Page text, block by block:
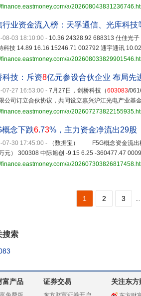
finance.eastmoney.com/a/
行业资金流入榜：天孚通信、光库科技
08-03 18:10:00 - 10.36 24328.92 688313 仕佳光
科技 14.89 16.16 15246.71 002792 通宇通讯
finance.eastmoney.com/a/
科技：斥资8亿元参设合伙企业 布局先
07-27 16:53:00 - 7月27日，剑桥科技（603083/
公司订立合伙协议，共同设立嘉兴沪江光电产业基
finance.eastmoney.com/a/
概念下跌6.73%，主力资金净流出29股
07-30 17:45:00 -
（数据宝） F5G概念资金流
元） 300308 中际旭创 -9.15 6.25 -360477.47
finance.eastmoney.com/a/
1 2 3 ...
搜索
富产品 证券交易 关注东方